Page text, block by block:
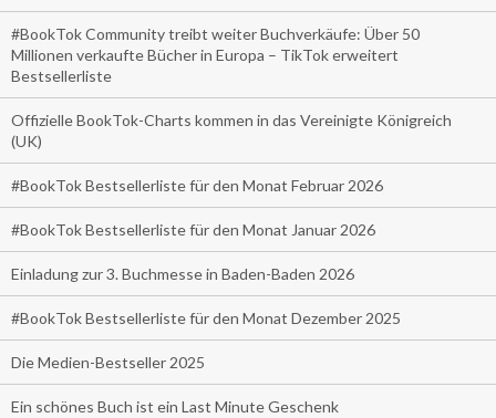
#BookTok Community treibt weiter Buchverkäufe: Über 50
Millionen verkaufte Bücher in Europa – TikTok erweitert
Bestsellerliste
Offizielle BookTok-Charts kommen in das Vereinigte Königreich
(UK)
#BookTok Bestsellerliste für den Monat Februar 2026
#BookTok Bestsellerliste für den Monat Januar 2026
Einladung zur 3. Buchmesse in Baden-Baden 2026
#BookTok Bestsellerliste für den Monat Dezember 2025
Die Medien-Bestseller 2025
Ein schönes Buch ist ein Last Minute Geschenk